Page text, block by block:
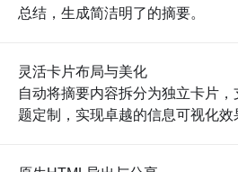
总结，生成简洁明了的摘要。
灵活卡片布局与美化
自动将摘要内容拆分为独立卡片
题定制，实现卓越的信息可视化效